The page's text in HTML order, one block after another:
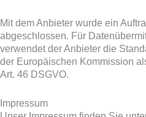
Mit dem Anbieter wurde ein
abgeschlossen. Für
verwendet der Anbieter die
der Europäischen Kommission
Art. 46 DSGVO.
Impressum